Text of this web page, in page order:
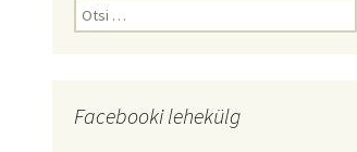
Otsi:
Facebooki lehekülg